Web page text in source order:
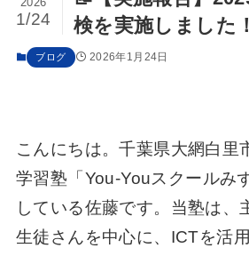
検を実施しました
1/24
ブログ 2026年1月24日
こんにちは。千葉県大網白里
学習塾「You-Youスクールみ
している佐藤です。当塾は、
生徒さんを中心に、ICTを活